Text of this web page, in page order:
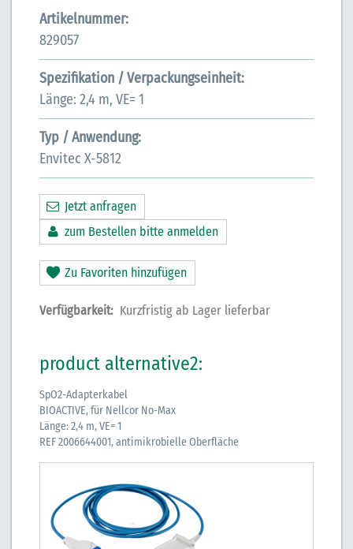
Artikelnummer:
829057
Spezifikation / Verpackungseinheit:
Länge: 2,4 m, VE= 1
Typ / Anwendung:
Envitec X-5812
Jetzt anfragen
zum Bestellen bitte anmelden
Zu Favoriten hinzufügen
Verfügbarkeit: Kurzfristig ab Lager lieferbar
product alternative2:
SpO2-Adapterkabel
BIOACTIVE, für Nellcor No-Max
Länge: 2,4 m, VE= 1
REF 2006644001, antimikrobielle Oberfläche